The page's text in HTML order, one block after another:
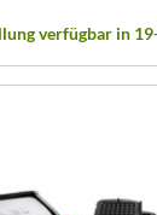
verfügbar in